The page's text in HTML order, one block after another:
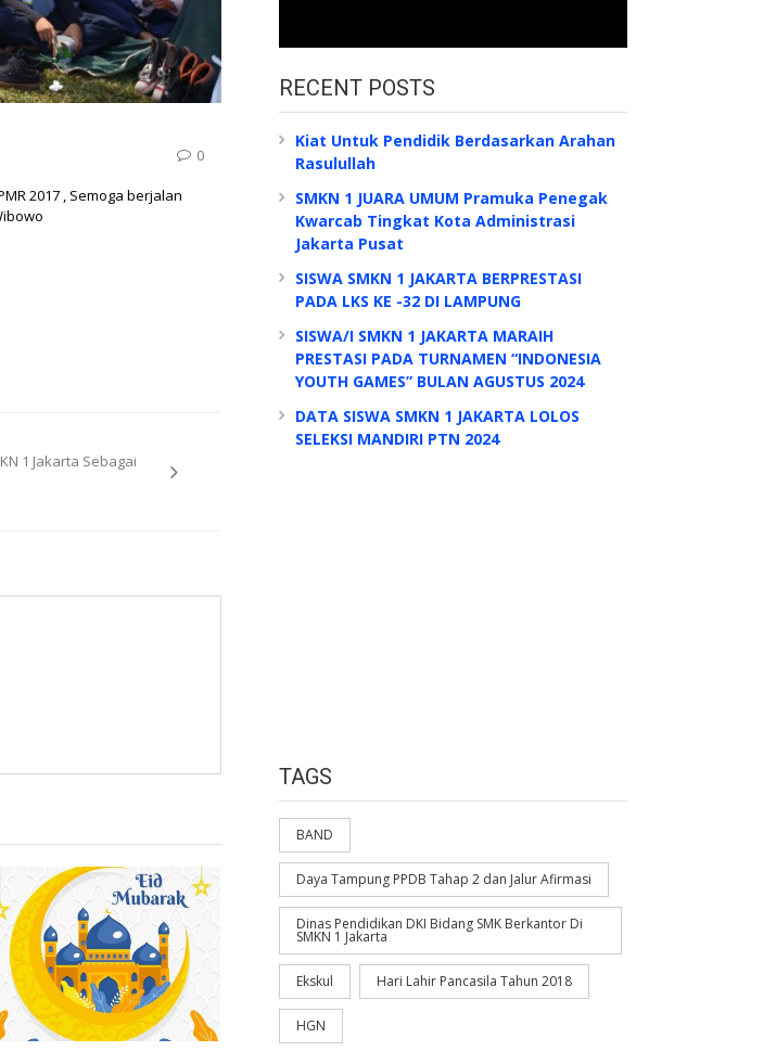
0
2017 , Semoga berjalan
1 Jakarta Sebagai
RECENT POSTS
Kiat Untuk Pendidik Berdasarkan Arahan
Rasulullah
SMKN 1 JUARA UMUM Pramuka Penegak
Kwarcab Tingkat Kota Administrasi
Jakarta Pusat
SISWA SMKN 1 JAKARTA BERPRESTASI
PADA LKS KE -32 DI LAMPUNG
SISWA/I SMKN 1 JAKARTA MARAIH
PRESTASI PADA TURNAMEN “INDONESIA
YOUTH GAMES” BULAN AGUSTUS 2024
DATA SISWA SMKN 1 JAKARTA LOLOS
SELEKSI MANDIRI PTN 2024
TAGS
BAND
Daya Tampung PPDB Tahap 2 dan Jalur Afirmasi
Dinas Pendidikan DKI Bidang SMK Berkantor Di
SMKN 1 Jakarta
Ekskul Hari Lahir Pancasila Tahun 2018
HGN